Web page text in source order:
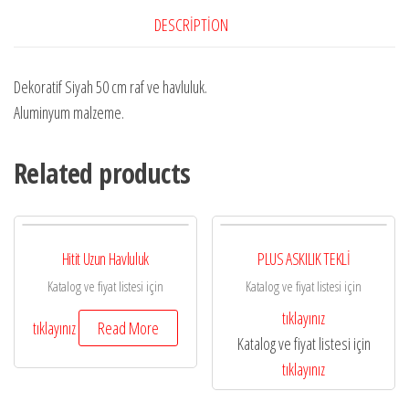
DESCRIPTION
Dekoratif Siyah 50 cm raf ve havluluk.
Aluminyum malzeme.
Related products
Hitit Uzun Havluluk
Katalog ve fiyat listesi için
tıklayınız Read More
PLUS ASKILIK TEKLİ
Katalog ve fiyat listesi için
tıklayınız
Katalog ve fiyat listesi için
tıklayınız